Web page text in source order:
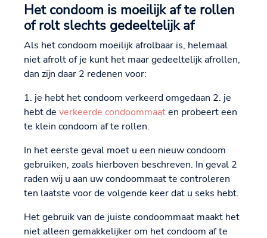
Het condoom is moeilijk af te rollen
of rolt slechts gedeeltelijk af
Als het condoom moeilijk afrolbaar is, helemaal
niet afrolt of je kunt het maar gedeeltelijk afrollen,
dan zijn daar 2 redenen voor:
1. je hebt het condoom verkeerd omgedaan 2. je
hebt de verkeerde condoommaaten probeert een
te klein condoom af te rollen.
In het eerste geval moet u een nieuw condoom
gebruiken, zoals hierboven beschreven. In geval 2
raden wij u aan uw condoommaat te controleren
ten laatste voor de volgende keer dat u seks hebt.
Het gebruik van de juiste condoommaat maakt het
niet alleen gemakkelijker om het condoom af te